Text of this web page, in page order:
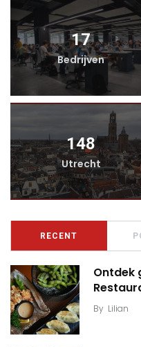
17
Bedrijven
148
Utrecht
RECENT
Ontdek
By Lilian